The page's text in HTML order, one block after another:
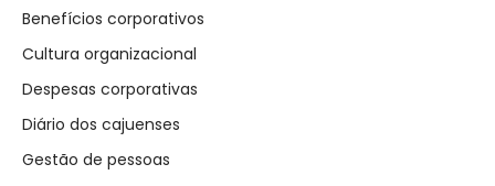
Benefícios corporativos
Cultura organizacional
Despesas corporativas
Diário dos cajuenses
Gestão de pessoas